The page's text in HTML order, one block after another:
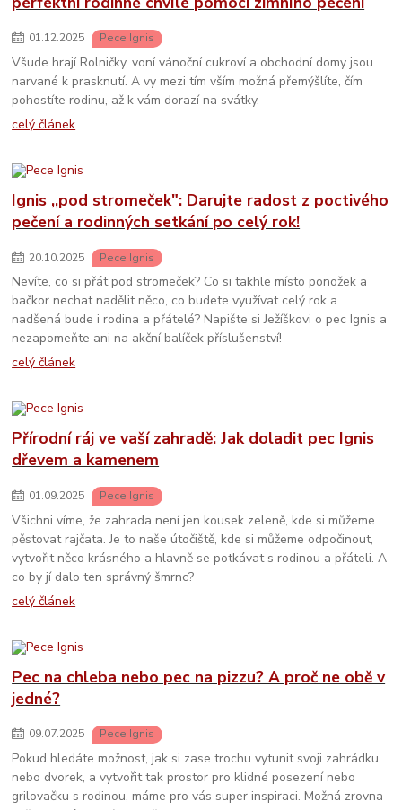
01.12.2025 Pece Ignis
Všude hrají Rolničky, voní vánoční cukroví a obchodní domy jsou
narvané k prasknutí. A vy mezi tím vším možná přemýšlíte, čím
pohostíte rodinu, až k vám dorazí na svátky.
celý článek
Ignis ,,pod stromeček": Darujte radost z poctivého
pečení a rodinných setkání po celý rok!
20.10.2025 Pece Ignis
Nevíte, co si přát pod stromeček? Co si takhle místo ponožek a
bačkor nechat nadělit něco, co budete využívat celý rok a
nadšená bude i rodina a přátelé? Napište si Ježíškovi o pec Ignis a
nezapomeňte ani na akční balíček příslušenství!
celý článek
Přírodní ráj ve vaší zahradě: Jak doladit pec Ignis
dřevem a kamenem
01.09.2025 Pece Ignis
Všichni víme, že zahrada není jen kousek zeleně, kde si můžeme
pěstovat rajčata. Je to naše útočiště, kde si můžeme odpočinout,
vytvořit něco krásného a hlavně se potkávat s rodinou a přáteli. A
co by jí dalo ten správný šmrnc?
celý článek
Pec na chleba nebo pec na pizzu? A proč ne obě v
jedné?
09.07.2025 Pece Ignis
Pokud hledáte možnost, jak si zase trochu vytunit svoji zahrádku
nebo dvorek, a vytvořit tak prostor pro klidné posezení nebo
grilovačku s rodinou, máme pro vás super inspiraci. Možná zrovna